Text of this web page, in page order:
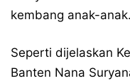
kembang anak-anak.
Seperti dijelaskan
Banten Nana